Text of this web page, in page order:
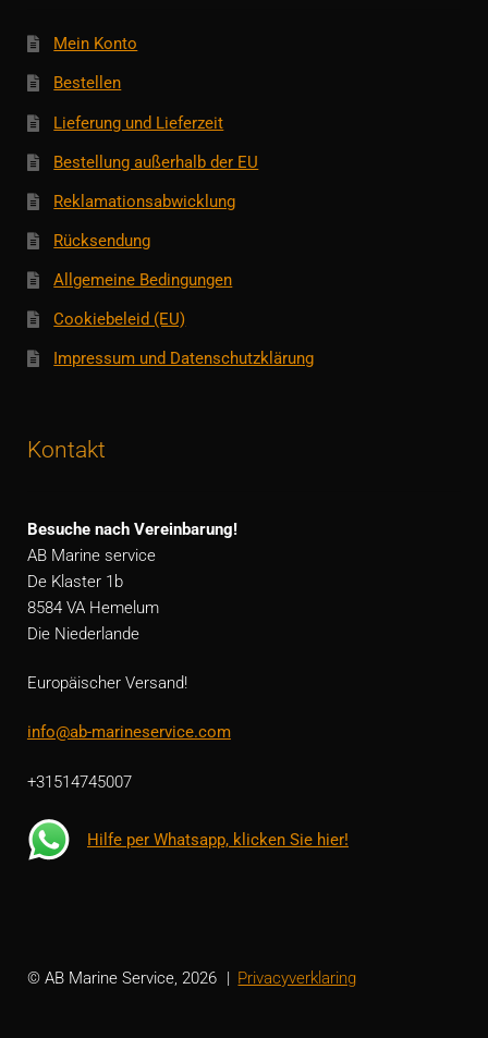
Mein Konto
Bestellen
Lieferung und Lieferzeit
Bestellung außerhalb der EU
Reklamationsabwicklung
Rücksendung
Allgemeine Bedingungen
Cookiebeleid (EU)
Impressum und Datenschutzklärung
Kontakt
Besuche nach Vereinbarung!
AB Marine service
De Klaster 1b
8584 VA Hemelum
Die Niederlande
Europäischer Versand!
info@ab-marineservice.com
+31514745007
Hilfe per Whatsapp, klicken Sie hier!
© AB Marine Service, 2026 Privacyverklaring